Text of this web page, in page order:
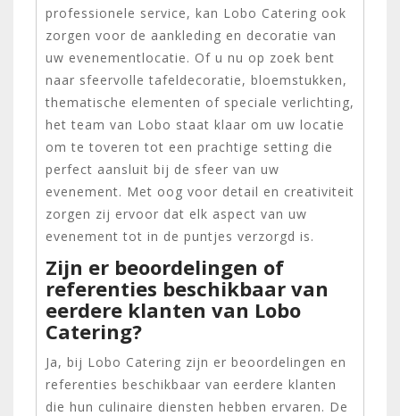
professionele service, kan Lobo Catering ook
zorgen voor de aankleding en decoratie van
uw evenementlocatie. Of u nu op zoek bent
naar sfeervolle tafeldecoratie, bloemstukken,
thematische elementen of speciale verlichting,
het team van Lobo staat klaar om uw locatie
om te toveren tot een prachtige setting die
perfect aansluit bij de sfeer van uw
evenement. Met oog voor detail en creativiteit
zorgen zij ervoor dat elk aspect van uw
evenement tot in de puntjes verzorgd is.
Zijn er beoordelingen of
referenties beschikbaar van
eerdere klanten van Lobo
Catering?
Ja, bij Lobo Catering zijn er beoordelingen en
referenties beschikbaar van eerdere klanten
die hun culinaire diensten hebben ervaren. De